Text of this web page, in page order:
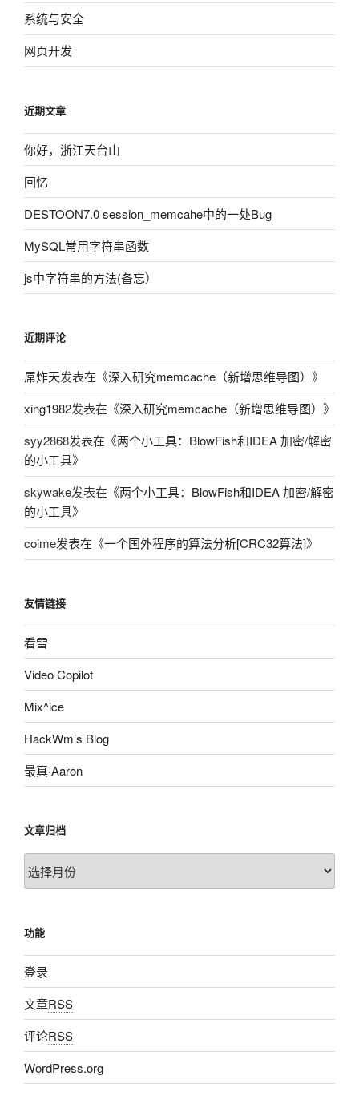
系统与安全
网页开发
近期文章
你好，浙江天台山
回忆
DESTOON7.0 session_memcahe中的一处Bug
MySQL常用字符串函数
js中字符串的方法(备忘）
近期评论
屌炸天发表在《深入研究memcache（新增思维导图） 》
xing1982发表在《深入研究memcache（新增思维导图） 》
syy2868发表在《两个小工具：BlowFish和IDEA 加密/解密
的小工具》
skywake发表在《两个小工具：BlowFish和IDEA 加密/解密
的小工具》
coime发表在《一个国外程序的算法分析[CRC32算法]》
友情链接
看雪
Video Copilot
Mix^ice
HackWm’s Blog
最真·Aaron
文章归档
文
章
功能
登录
文章RSS
评论RSS
WordPress.org